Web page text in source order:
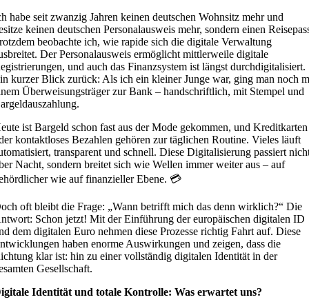
habe seit zwanzig Jahren keinen deutschen Wohnsitz mehr und
keinen deutschen Personalausweis mehr, sondern einen
beobachte ich, wie rapide sich die digitale Verwaltung
Der Personalausweis ermöglicht mittlerweile digitale
und auch das Finanzsystem ist längst durchdigitalisiert.
kurzer Blick zurück: Als ich ein kleiner Junge war, ging man noch
Überweisungsträger zur Bank – handschriftlich, mit Stempel und
ist Bargeld schon fast aus der Mode gekommen, und Kreditkarten
kontaktloses Bezahlen gehören zur täglichen Routine. Vieles läuft
transparent und schnell. Diese Digitalisierung passiert
Nacht, sondern breitet sich wie Wellen immer weiter aus – auf
wie auf finanzieller Ebene. 💳
oft bleibt die Frage: „Wann betrifft mich das denn wirklich?“ Die
Schon jetzt! Mit der Einführung der europäischen digitalen ID
dem digitalen Euro nehmen diese Prozesse richtig Fahrt auf. Diese
haben enorme Auswirkungen und zeigen, dass die
klar ist: hin zu einer vollständig digitalen Identität in der
Gesellschaft.
Identität und totale Kontrolle: Was erwartet uns?